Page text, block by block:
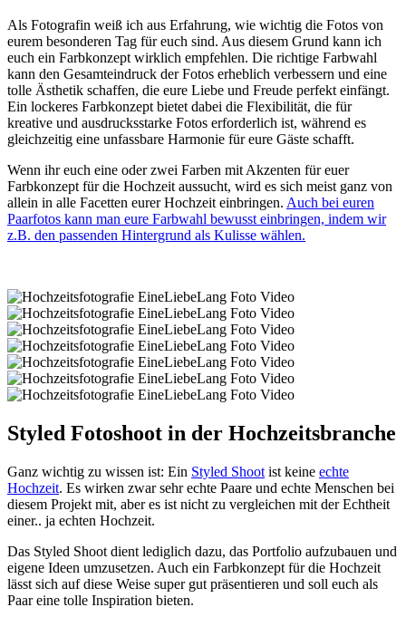
Als Fotografin weiß ich aus Erfahrung, wie wichtig die Fotos von
eurem besonderen Tag für euch sind. Aus diesem Grund kann ich
euch ein Farbkonzept wirklich empfehlen. Die richtige Farbwahl
kann den Gesamteindruck der Fotos erheblich verbessern und eine
tolle Ästhetik schaffen, die eure Liebe und Freude perfekt einfängt.
Ein lockeres Farbkonzept bietet dabei die Flexibilität, die für
kreative und ausdrucksstarke Fotos erforderlich ist, während es
gleichzeitig eine unfassbare Harmonie für eure Gäste schafft.
Wenn ihr euch eine oder zwei Farben mit Akzenten für euer
Farbkonzept für die Hochzeit aussucht, wird es sich meist ganz von
allein in alle Facetten eurer Hochzeit einbringen. Auch bei euren
Paarfotos kann man eure Farbwahl bewusst einbringen, indem wir
z.B. den passenden Hintergrund als Kulisse wählen.
Styled Fotoshoot in der Hochzeitsbranche
Ganz wichtig zu wissen ist: Ein Styled Shoot ist keine echte
Hochzeit. Es wirken zwar sehr echte Paare und echte Menschen bei
diesem Projekt mit, aber es ist nicht zu vergleichen mit der Echtheit
einer.. ja echten Hochzeit.
Das Styled Shoot dient lediglich dazu, das Portfolio aufzubauen und
eigene Ideen umzusetzen. Auch ein Farbkonzept für die Hochzeit
lässt sich auf diese Weise super gut präsentieren und soll euch als
Paar eine tolle Inspiration bieten.